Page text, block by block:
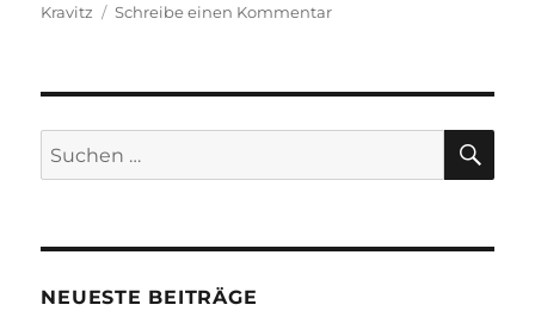
Kravitz
Schreibe einen Kommentarzu
Suchen
nach:
NEUESTE BEITRÄGE